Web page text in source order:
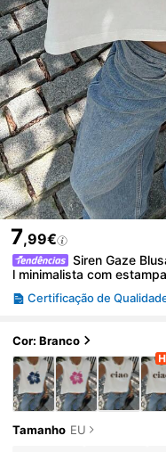
7,99€
Siren Gaze
l minimalista com
"CIAO", gola redonda e
o verão.
Certificação de
Cor: Branco
Tamanho EU